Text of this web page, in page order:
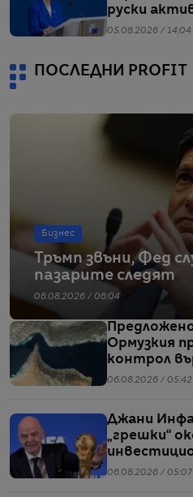
руски
05.08.2026 / 14:04
ПОСЛЕДНИ PROFIT
Бизнес
Тръмп звъни, Фед
пазарите следят
06.08.2026 / 06:04
Ормузкия
контрол
06.08.2026 / 05:42
Джани
„грешки“
06.08.2026 / 05:07